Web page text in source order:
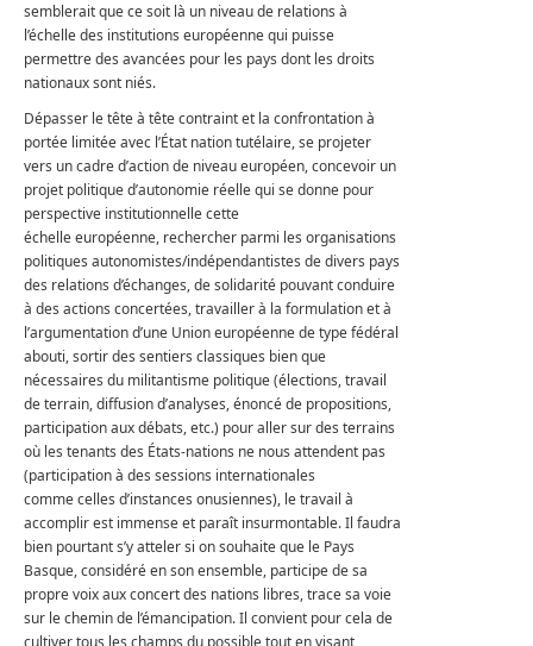
semblerait que ce soit là un niveau de relations à
l’échelle des institutions européenne qui puisse
permettre des avancées pour les pays dont les droits
nationaux sont niés.
Dépasser le tête à tête contraint et la confrontation à
portée limitée avec l’État nation tutélaire, se projeter
vers un cadre d’action de niveau européen, concevoir un
projet politique d’autonomie réelle qui se donne pour
perspective institutionnelle cette
échelle européenne, rechercher parmi les organisations
politiques autonomistes/indépendantistes de divers pays
des relations d’échanges, de solidarité pouvant conduire
à des actions concertées, travailler à la formulation et à
l’argumentation d’une Union européenne de type fédéral
abouti, sortir des sentiers classiques bien que
nécessaires du militantisme politique (élections, travail
de terrain, diffusion d’analyses, énoncé de propositions,
participation aux débats, etc.) pour aller sur des terrains
où les tenants des États-nations ne nous attendent pas
(participation à des sessions internationales
comme celles d’instances onusiennes), le travail à
accomplir est immense et paraît insurmontable. Il faudra
bien pourtant s’y atteler si on souhaite que le Pays
Basque, considéré en son ensemble, participe de sa
propre voix aux concert des nations libres, trace sa voie
sur le chemin de l’émancipation. Il convient pour cela de